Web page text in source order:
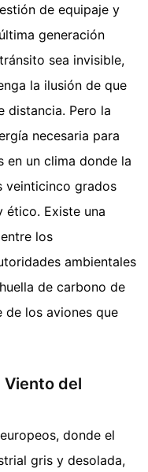
de equipaje y
generación
sea invisible,
la ilusión de que
distancia. Pero la
necesaria para
en un clima donde la
veinticinco grados
ético. Existe una
los
ambientales
de carbono de
de los aviones que
Viento del
donde el
gris y desolada,